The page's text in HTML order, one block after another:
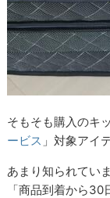
そもそも購入のキ
ービス 」対象アイ
あまり知られてい
「商品到着から